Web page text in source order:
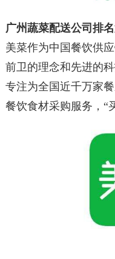
广州蔬菜配送公司排
美菜作为中国餐饮供
前卫的理念和先进的
专注为全国近千万家
餐饮食材采购服务，“